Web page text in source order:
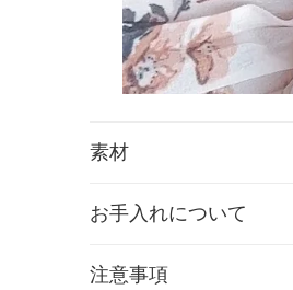
素材
お手入れについて
注意事項